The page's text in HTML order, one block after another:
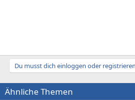
Du musst dich einloggen oder
Ähnliche Themen